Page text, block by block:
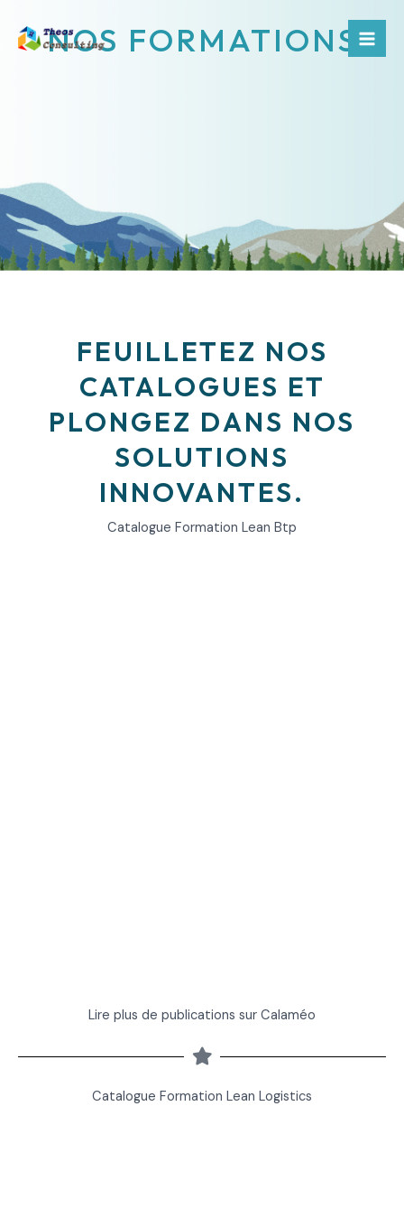
contenuNOS FORMATIONS
FEUILLETEZ NOS
CATALOGUES ET
PLONGEZ DANS NOS
SOLUTIONS
INNOVANTES.
Catalogue Formation Lean Btp
Lire plus de publications sur Calaméo
Catalogue Formation Lean Logistics